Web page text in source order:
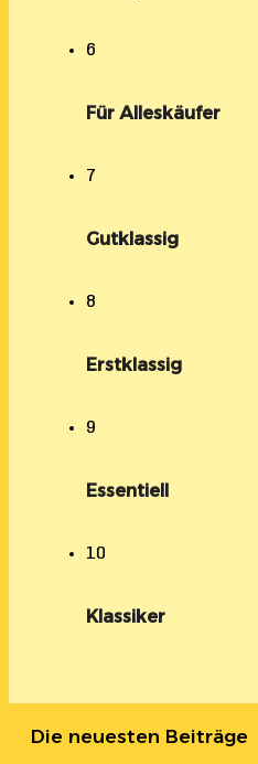
6
Für Alleskäufer
7
Gutklassig
8
Erstklassig
9
Essentiell
10
Klassiker
Die neuesten Beiträge